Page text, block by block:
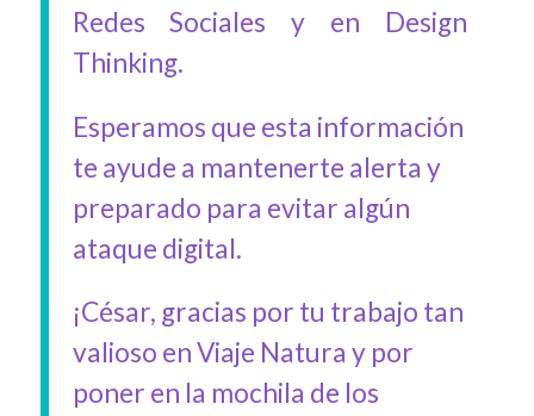
Redes Sociales y en Design
Thinking.
Esperamos que esta información
te ayude a mantenerte alerta y
preparado para evitar algún
ataque digital.
¡César, gracias por tu trabajo tan
valioso en Viaje Natura y por
poner en la mochila de los